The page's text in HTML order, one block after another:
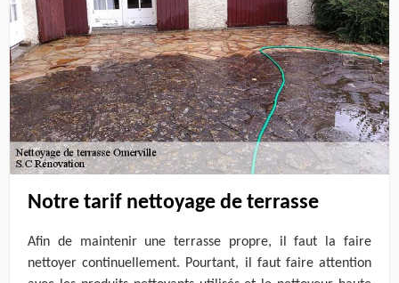
Notre tarif nettoyage de terrasse
Afin de maintenir une terrasse propre, il faut la faire
nettoyer continuellement. Pourtant, il faut faire attention